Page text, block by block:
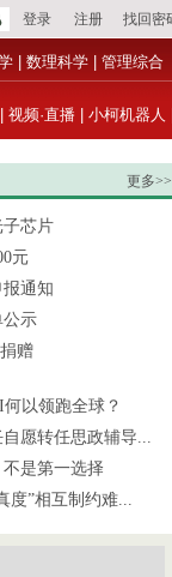
数理科学 管理综合
视频·直播 小柯机器人
更多>>
芯片
元
通知
公示
赠
以领跑全球？
愿转任思政辅导...
是第一选择
度”相互制约难...